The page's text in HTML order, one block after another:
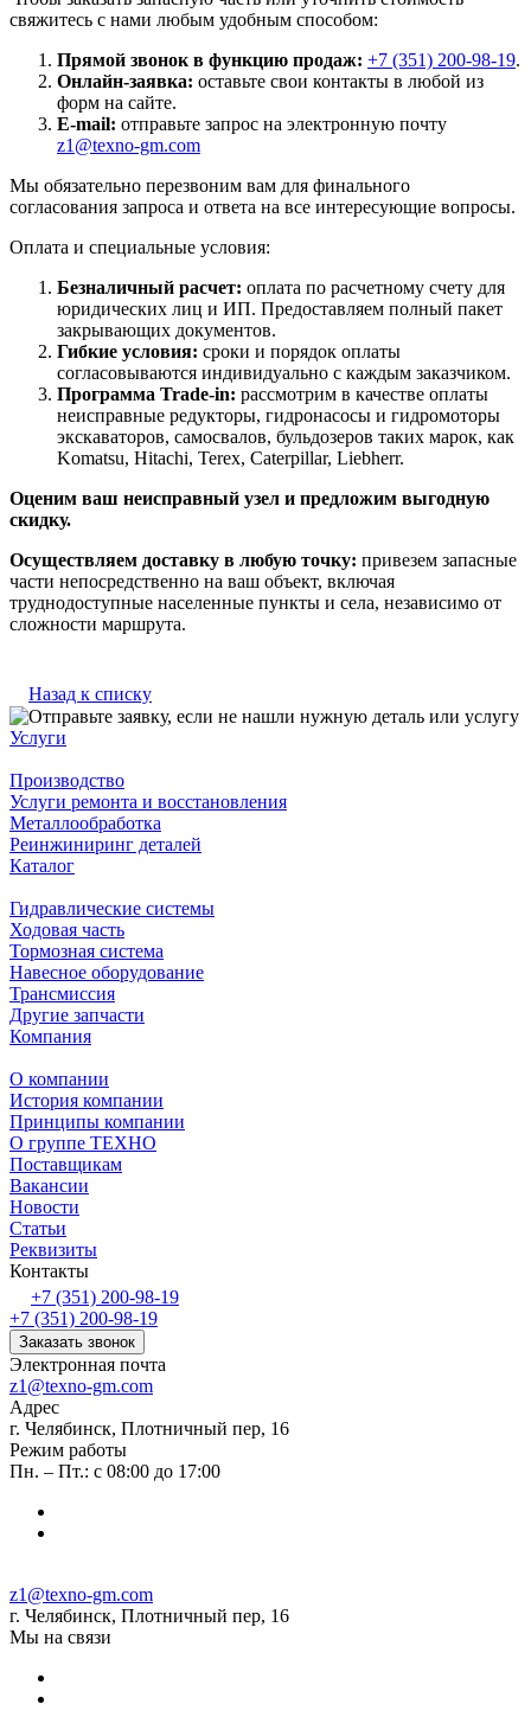
свяжитесь с нами любым удобным способом:
Прямой звонок в функцию продаж: +7 (351) 200-98-19.
Онлайн-заявка: оставьте свои контакты в любой из
форм на сайте.
E-mail: отправьте запрос на электронную почту
z1@texno-gm.com
Мы обязательно перезвоним вам для финального
согласования запроса и ответа на все интересующие вопросы.
Оплата и специальные условия:
Безналичный расчет: оплата по расчетному счету для
юридических лиц и ИП. Предоставляем полный пакет
закрывающих документов.
Гибкие условия: сроки и порядок оплаты
согласовываются индивидуально с каждым заказчиком.
Программа Trade-in: рассмотрим в качестве оплаты
неисправные редукторы, гидронасосы и гидромоторы
экскаваторов, самосвалов, бульдозеров таких марок, как
Komatsu, Hitachi, Terex, Caterpillar, Liebherr.
Оценим ваш неисправный узел и предложим выгодную
скидку.
Осуществляем доставку в любую точку: привезем запасные
части непосредственно на ваш объект, включая
труднодоступные населенные пункты и села, независимо от
сложности маршрута.
Назад к списку
Услуги
Производство
Услуги ремонта и восстановления
Металлообработка
Реинжиниринг деталей
Каталог
Гидравлические системы
Ходовая часть
Тормозная система
Навесное оборудование
Трансмиссия
Другие запчасти
Компания
О компании
История компании
Принципы компании
О группе ТЕХНО
Поставщикам
Вакансии
Новости
Статьи
Реквизиты
Контакты
+7 (351) 200-98-19
+7 (351) 200-98-19
Заказать звонок
Электронная почта
z1@texno-gm.com
Адрес
г. Челябинск, Плотничный пер, 16
Режим работы
Пн. – Пт.: с 08:00 до 17:00
z1@texno-gm.com
г. Челябинск, Плотничный пер, 16
Мы на связи